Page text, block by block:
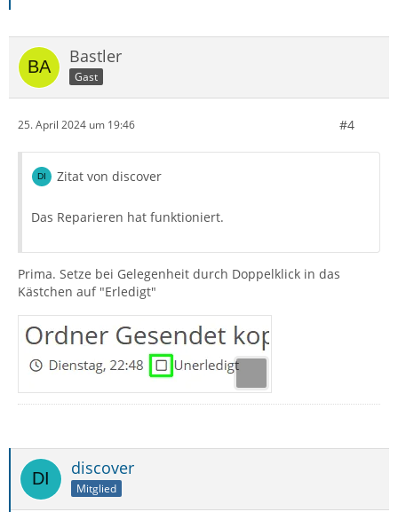
Bastler
Gast
25. April 2024 um 19:46 #4
Zitat von discover
Das Reparieren hat funktioniert.
Prima. Setze bei Gelegenheit durch Doppelklick in das
Kästchen auf "Erledigt"
discover
Mitglied